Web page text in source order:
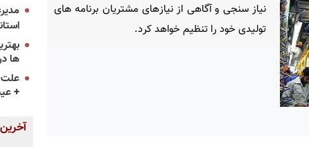
نیاز سنجی و آگاهی از نیازهای مشتریان برنامه های
تولیدی خود را تنظیم خواهد کرد.
ها
+